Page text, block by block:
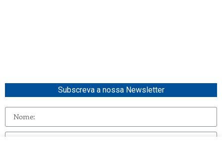
Subscreva a nossa Newsletter